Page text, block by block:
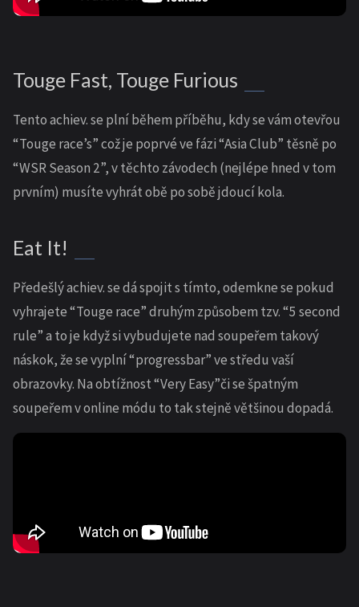
Touge Fast, Touge Furious
Tento achiev. se plní během příběhu, kdy se vám otevřou
“Touge race’s” což je poprvé ve fázi “Asia Club” těsně po
“WSR Season 2”, v těchto závodech (nejlépe hned v tom
prvním) musíte vyhrát obě po sobě jdoucí kola.
Eat It!
Předešlý achiev. se dá spojit s tímto, odemkne se pokud
vyhrajete “Touge race” druhým způsobem tzv. “5 second
rule” a to je když si vybudujete nad soupeřem takový
náskok, že se vyplní “progressbar” ve středu vaší
obrazovky. Na obtížnost “Very Easy”či se špatným
soupeřem v online módu to tak stejně většinou dopadá.